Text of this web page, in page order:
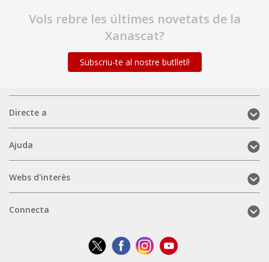
Vols rebre les últimes novetats de la
Xanascat?
Subscriu-te al nostre butlletí!
Directe
a
Directe a
Ajuda
(mobile)
Ajuda
Webs
d'interès
Webs d'interès
Connecta
Connecta